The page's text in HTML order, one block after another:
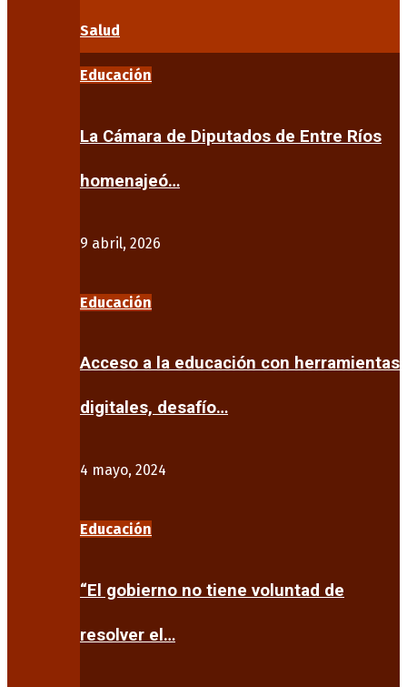
Salud
Educación
La Cámara de Diputados de Entre Ríos
homenajeó…
9 abril, 2026
Educación
Acceso a la educación con herramientas
digitales, desafío…
4 mayo, 2024
Educación
“El gobierno no tiene voluntad de
resolver el…